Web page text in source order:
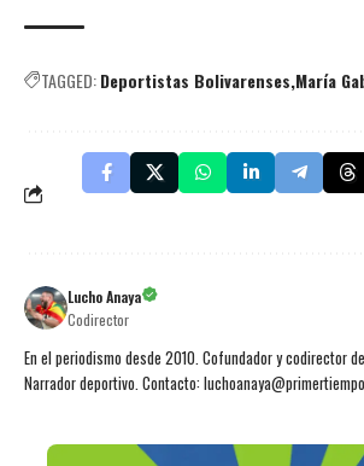
TAGGED:Deportistas Bolivarenses María
Lucho Anaya
Codirector
En el periodismo desde 2010. Cofundador y codirector
Narrador deportivo. Contacto: